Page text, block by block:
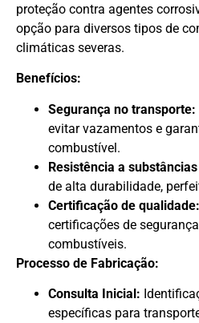
proteção contra agentes
opção para diversos tipos de
climáticas severas.
Benefícios:
Segurança no transporte:
evitar vazamentos e
combustível.
Resistência a
de alta durabilidade,
Certificação de qualidade:
certificações de
combustíveis.
Processo de Fabricação:
Consulta Inicial:
específicas para